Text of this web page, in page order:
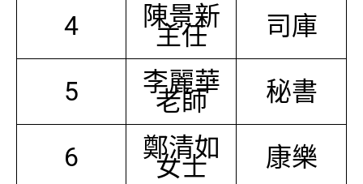
4 陳景新
主任 司庫
5 李麗華
老師 秘書
6 鄭清如
女士 康樂